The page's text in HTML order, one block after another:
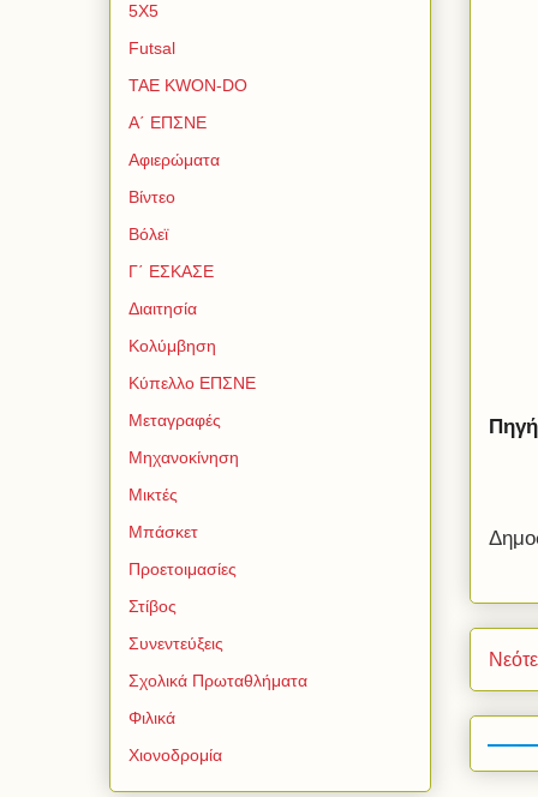
5Χ5
Futsal
TAE KWON-DO
Α΄ ΕΠΣΝΕ
Αφιερώματα
Βίντεο
Βόλεϊ
Γ΄ ΕΣΚΑΣΕ
Διαιτησία
Κολύμβηση
Κύπελλο ΕΠΣΝΕ
Μεταγραφές
Μηχανοκίνηση
Μικτές
Μπάσκετ
Προετοιμασίες
Στίβος
Συνεντεύξεις
Σχολικά Πρωταθλήματα
Φιλικά
Χιονοδρομία